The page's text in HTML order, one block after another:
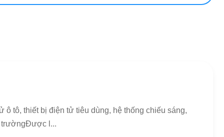
tô, thiết bị điện tử tiêu dùng, hệ thống chiếu sáng,
trườngĐược l...